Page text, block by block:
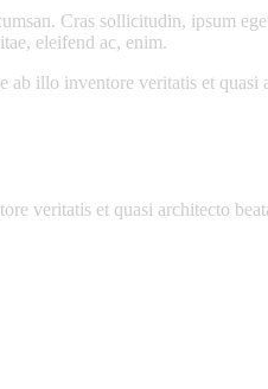
Cras sollicitudin, ipsum
eleifend ac, enim.
ab illo inventore veritatis et quasi
veritatis et quasi architecto